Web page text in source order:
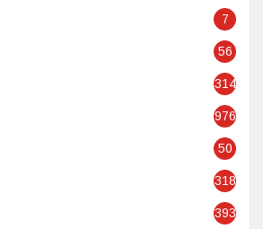
7
56
314
976
50
318
393